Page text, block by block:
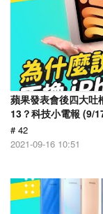
蘋果發表會後四大
13？科技小電報 (9/
# 42
2021-09-16 10:51